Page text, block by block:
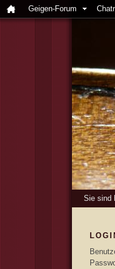
Geigen-Forum
Sie sind